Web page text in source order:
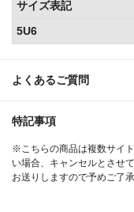
よくあるご質問
特記事項
※こちらの商品は複数サイ
い場合、キャンセルとさせ
お送りしますので予めご了承
サイズ表記
5U6